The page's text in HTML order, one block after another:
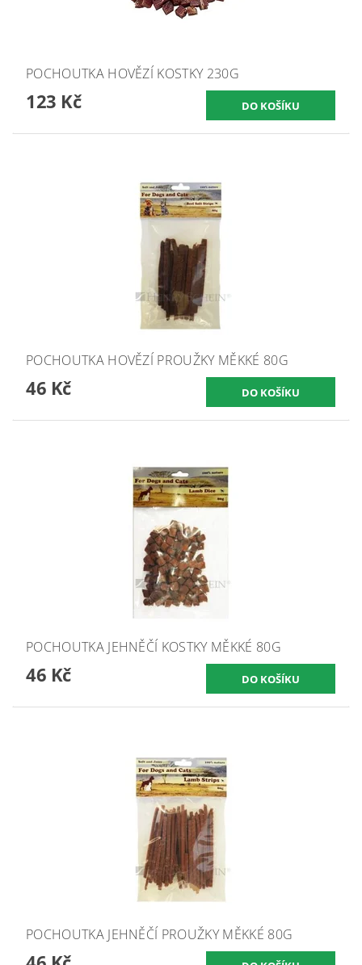
POCHOUTKA HOVĚZÍ KOSTKY 230G
123 Kč
POCHOUTKA HOVĚZÍ PROUŽKY MĚKKÉ 80G
46 Kč
POCHOUTKA JEHNĚČÍ KOSTKY MĚKKÉ 80G
46 Kč
POCHOUTKA JEHNĚČÍ PROUŽKY MĚKKÉ 80G